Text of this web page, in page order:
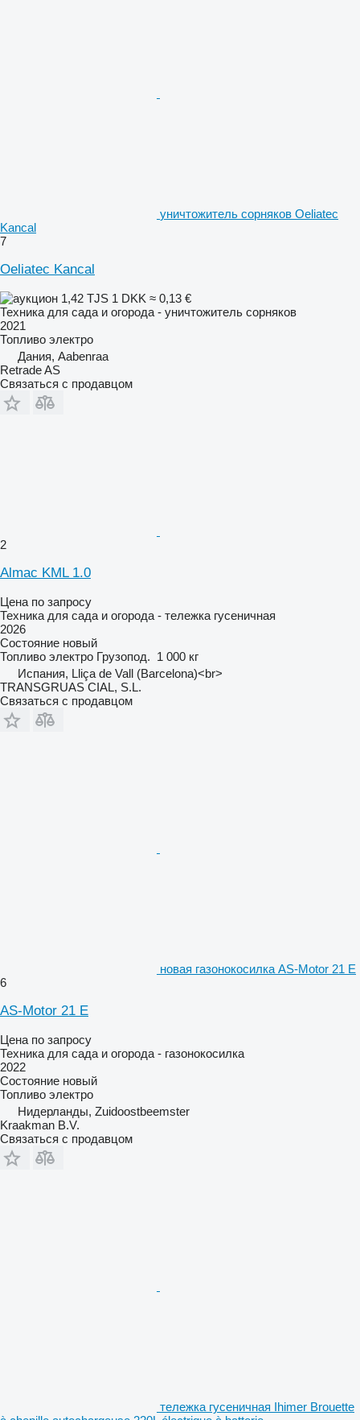
уничтожитель сорняков Oeliatec
Kancal
7
Oeliatec Kancal
1,42 TJS 1 DKK ≈ 0,13 €
Техника для сада и огорода - уничтожитель сорняков
2021
Топливо электро
Дания, Aabenraa
Retrade AS
Связаться с продавцом
2
Almac KML 1.0
Цена по запросу
Техника для сада и огорода - тележка гусеничная
2026
Состояние новый
Топливо электро Грузопод. 1 000 кг
Испания, Lliça de Vall (Barcelona)<br>
TRANSGRUAS CIAL, S.L.
Связаться с продавцом
новая газонокосилка AS-Motor 21 E
6
AS-Motor 21 E
Цена по запросу
Техника для сада и огорода - газонокосилка
2022
Состояние новый
Топливо электро
Нидерланды, Zuidoostbeemster
Kraakman B.V.
Связаться с продавцом
тележка гусеничная Ihimer Brouette